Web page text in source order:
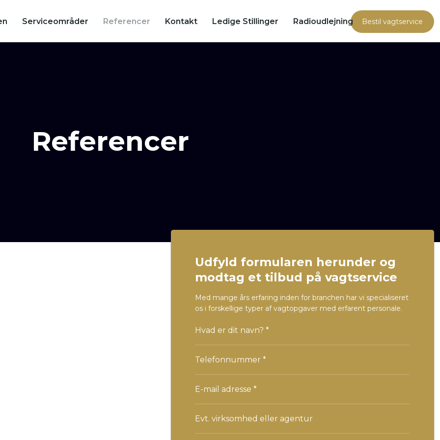
Serviceområder Referencer Kontakt Ledige Stillinger Radioudlejning Bestil vagtservice​
Referencer​
Udfyld formularen herunder og
modtag et tilbud på vagtservice
Med mange års erfaring inden for branchen har vi specialiseret
os i forskellige typer af vagtopgaver med erfarent personale.